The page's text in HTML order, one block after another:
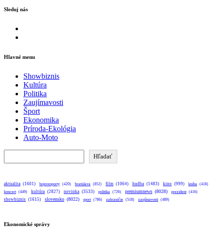
Sleduj nás
Hlavné menu
Showbiznis
Kultúra
Politika
Zaujímavosti
Šport
Ekonomika
Príroda-Ekológia
Auto-Moto
Hľadať
aktualita (1601) bojovesporty (420) bratislava (852) film (1064) hudba (1483) kino (999) kniha (418)
koncert (449) kultúra (2827) novinka (3533) politika (726) premiumnews (8028) prezident (416)
showbiznis (1615) slovensko (8022) sport (786) zahraničie (518) zaujímavosti (489)
Ekonomické správy